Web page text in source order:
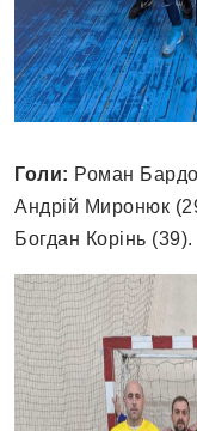
Голи: Роман
Андрій Миронюк
Богдан Корінь (39).